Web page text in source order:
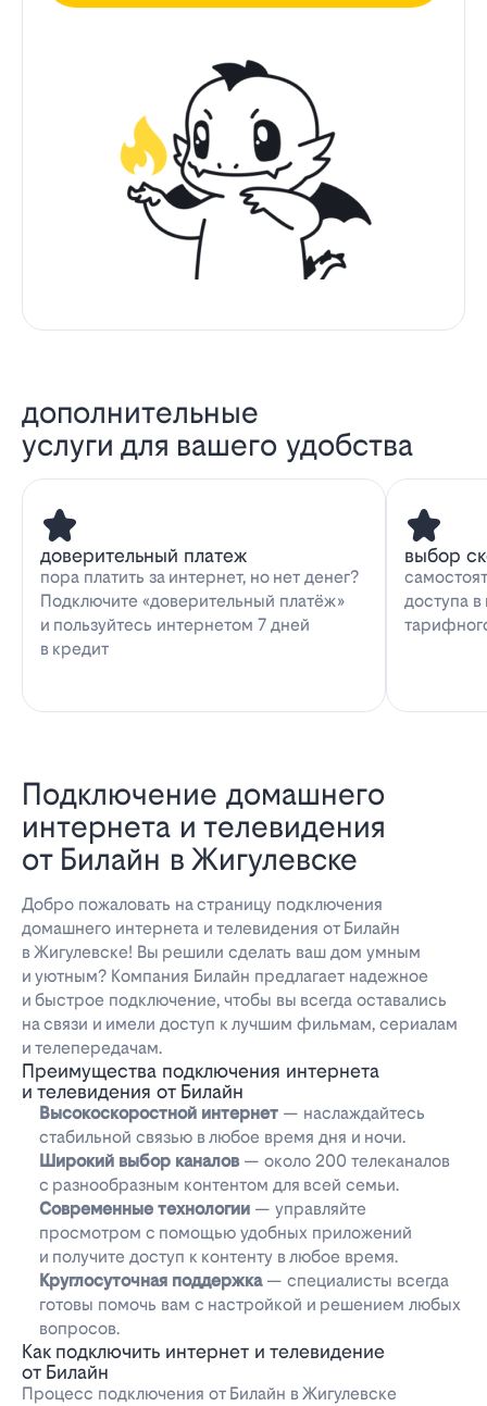
дополнительные
услуги для вашего удобства
доверительный платеж
пора платить за интернет, но нет денег?
Подключите «доверительный платёж»
и пользуйтесь интернетом 7 дней
в кредит
выбор
доступа
Подключение домашнего
интернета и телевидения
от Билайн в Жигулевске
Добро пожаловать на страницу подключения
домашнего интернета и телевидения от Билайн
в Жигулевске! Вы решили сделать ваш дом умным
и уютным? Компания Билайн предлагает надежное
и быстрое подключение, чтобы вы всегда оставались
на связи и имели доступ к лучшим фильмам, сериалам
и телепередачам.
Преимущества подключения интернета
и телевидения от Билайн
Высокоскоростной интернет — наслаждайтесь
стабильной связью в любое время дня и ночи.
Широкий выбор каналов— около 200 телеканалов
с разнообразным контентом для всей семьи.
Современные технологии — управляйте
просмотром с помощью удобных приложений
и получите доступ к контенту в любое время.
Круглосуточная поддержка— специалисты всегда
готовы помочь вам с настройкой и решением любых
вопросов.
Как подключить интернет и телевидение
от Билайн
Процесс подключения от Билайн в Жигулевске